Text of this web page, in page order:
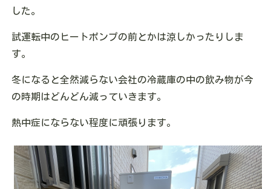
した。
試運転中のヒートポンプの前とかは涼しかったりしま
す。
冬になると全然減らない会社の冷蔵庫の中の飲み物が今
の時期はどんどん減っていきます。
熱中症にならない程度に頑張ります。